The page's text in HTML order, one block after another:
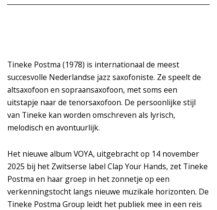
Tineke Postma (1978) is internationaal de meest
succesvolle Nederlandse jazz saxofoniste. Ze speelt de
altsaxofoon en sopraansaxofoon, met soms een
uitstapje naar de tenorsaxofoon. De persoonlijke stijl
van Tineke kan worden omschreven als lyrisch,
melodisch en avontuurlijk.
Het nieuwe album VOYA, uitgebracht op 14 november
2025 bij het Zwitserse label Clap Your Hands, zet Tineke
Postma en haar groep in het zonnetje op een
verkenningstocht langs nieuwe muzikale horizonten. De
Tineke Postma Group leidt het publiek mee in een reis